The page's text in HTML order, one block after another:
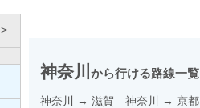
神奈川 から行ける路線一覧
神奈川 → 滋賀 神奈川 → 京都